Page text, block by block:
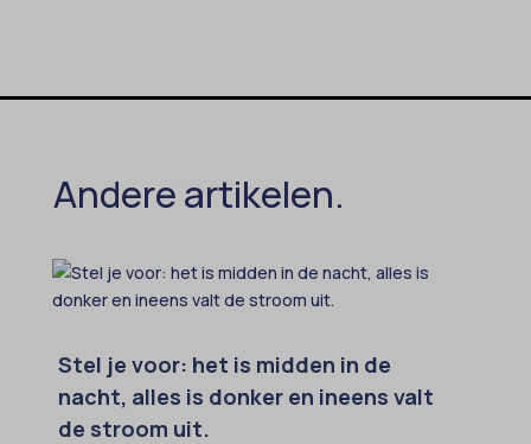
Andere artikelen.
Stel je voor: het is midden in de
nacht, alles is donker en ineens valt
de stroom uit.